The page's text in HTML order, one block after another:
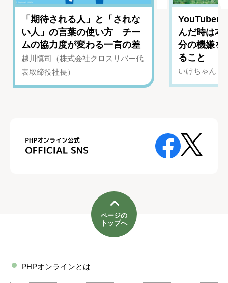
「期待される人」と「されな
い人」の言葉の使い方 チー
ムの協力度が変わる一言の差
越川慎司（株式会社クロスリバー代
表取締役社長）
YouTuber
んだ時は
分の機嫌を
ること
いけちゃん（
ページの
トップへ
PHPオンラインとは